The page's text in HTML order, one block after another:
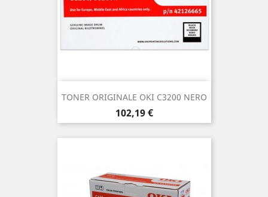
TONER ORIGINALE OKI C3200 NERO
Prezzo
102,19 €